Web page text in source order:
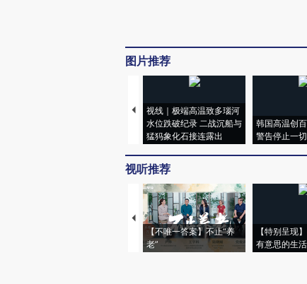
图片推荐
视线｜极端高温致多瑙河
水位跌破纪录 二战沉船与
猛犸象化石接连露出
韩国高温创
警告停止一
视听推荐
【不唯一答案】不止“养
老”
【特别呈现
有意思的生